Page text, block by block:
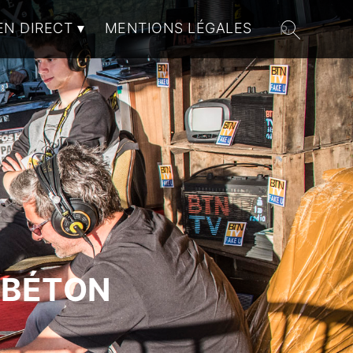
DIRECT MENTIONS LÉGALES